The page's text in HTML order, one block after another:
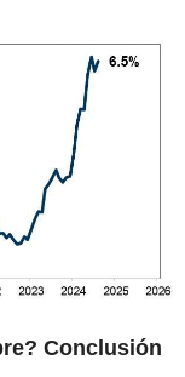
Conclusión